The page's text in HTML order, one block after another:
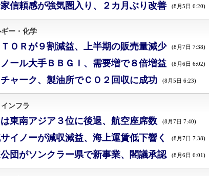
信頼感が強気圏入り、２カ月ぶり改善 (8月5日 6:20)
ー・化学
ＴＯＲが９割減益、上半期の販売量減少 (8月7日 7:38)
ール大手ＢＢＧＩ、需要増で８倍増益 (8月6日 6:02)
ャーク、製油所でＣＯ２回収に成功 (8月5日 6:23)
ンフラ
東南アジア３位に後退、航空座席数 (8月7日 7:40)
イノーが減収減益、海上運賃低下響く (8月7日 7:38)
団がソンクラー県で新事業、閣議承認 (8月6日 6:01)